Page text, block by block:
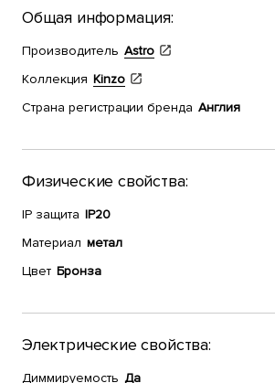
Общая информация:
Производитель Astro
Коллекция Kinzo
Страна регистрации бренда Англия
Физические свойства:
IP защита IP20
Материал метал
Цвет Бронза
Электрические свойства:
Диммируемость Да